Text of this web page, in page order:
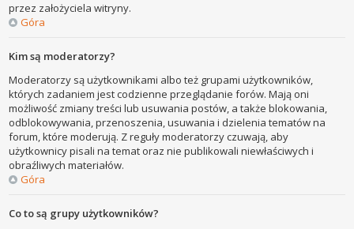
przez założyciela witryny.
Góra
Kim są moderatorzy?
Moderatorzy są użytkownikami albo też grupami użytkowników,
których zadaniem jest codzienne przeglądanie forów. Mają oni
możliwość zmiany treści lub usuwania postów, a także blokowania,
odblokowywania, przenoszenia, usuwania i dzielenia tematów na
forum, które moderują. Z reguły moderatorzy czuwają, aby
użytkownicy pisali na temat oraz nie publikowali niewłaściwych i
obraźliwych materiałów.
Góra
Co to są grupy użytkowników?